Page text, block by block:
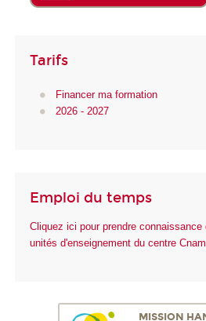
Tarifs
Financer ma formation
2026 - 2027
Emploi du temps
Cliquez ici pour prendre
unités d'enseignement du centre
MISSION